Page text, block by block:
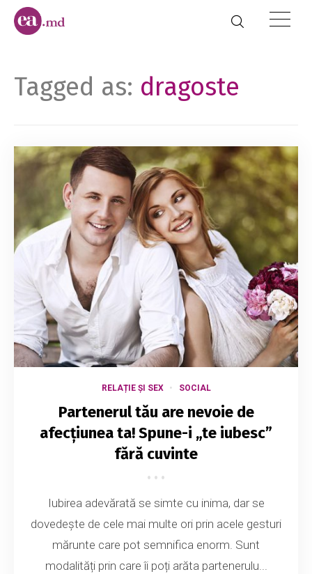
Tagged as: dragoste
RELAȚIE ȘI SEX SOCIAL
Partenerul tău are nevoie de
afecțiunea ta! Spune-i „te iubesc”
fără cuvinte
Iubirea adevărată se simte cu inima, dar se
dovedește de cele mai multe ori prin acele gesturi
mărunte care pot semnifica enorm. Sunt
modalități prin care îi poți arăta partenerulu...